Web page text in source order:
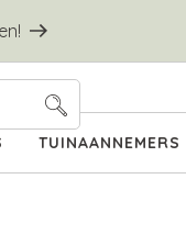
TUINAANNEMERS